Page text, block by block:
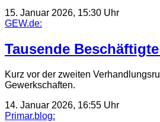
15. Januar 2026, 15:30 Uhr
GEW.de:
Tausende
Kurz vor der zweiten
Gewerkschaften.
14. Januar 2026, 16:55 Uhr
Primar.blog: